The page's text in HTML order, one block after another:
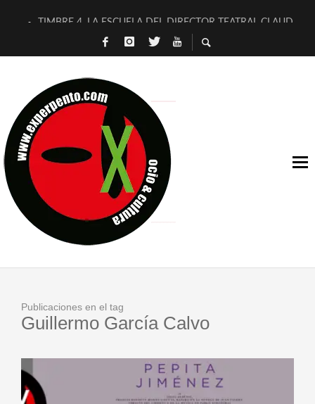
TIMBRE 4, LA ESCUELA DEL DIRECTOR TEATRAL CLAUDIO
30 AÑOS (NO ES NADA) DE LA KATARSIS DEL TOMATAZO
D’BALDOMEROS REINVENTAN [BITÁCORA 3.0] EN EXVITA
MARSHALL FLASH PRESENTA EN EXVITA [RELATIVA
JOFRE BARDAGÍ EN EXVITA INTERPRETANDO A SERRAT
YORCH PRESENTA [CURSO DE ARMONÍA PERSECUTORIA]
MAGALÍ SARE NOS EXPLICA [DESCASADA]
«NO TENGO PUTOS SUEÑOS»
Publicaciones en el tag
Guillermo García Calvo